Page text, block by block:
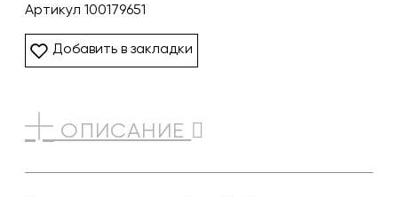
Артикул 100179651
Добавить в закладки
ОПИСАНИЕ